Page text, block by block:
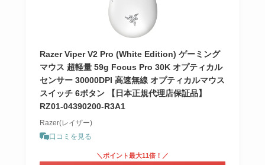
Razer Viper V2 Pro (White Edition) ゲーミング
マウス 超軽量 59g Focus Pro 30K オプティカル
センサー 30000DPI 高速無線 オプティカルマウス
スイッチ 6ボタン 【日本正規代理店保証品】
RZ01-04390200-R3A1
Razer(レイザー)
口コミを見る
＼ポイント最大11倍！／